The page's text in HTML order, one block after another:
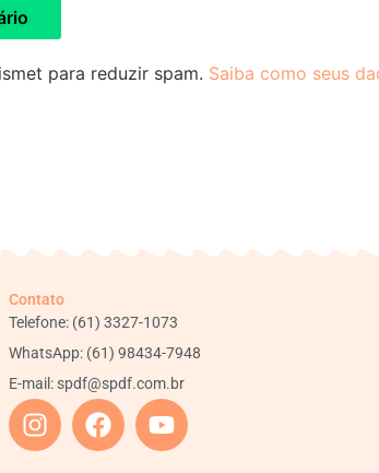
para reduzir spam. Saiba como seus
Contato
Telefone: (61) 3327-1073
WhatsApp: (61) 98434-7948
E-mail: spdf@spdf.com.br